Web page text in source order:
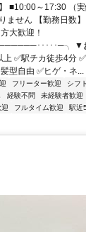
■10:00～17:30 （
ません 【勤務日数
大歓迎！
･････─╮ ▼お
✅駅チカ徒歩4分
型自由 ✅ヒゲ・ネ...
フリーター歓迎 シフ
経験不問 未経験者歓迎
フルタイム歓迎 駅近